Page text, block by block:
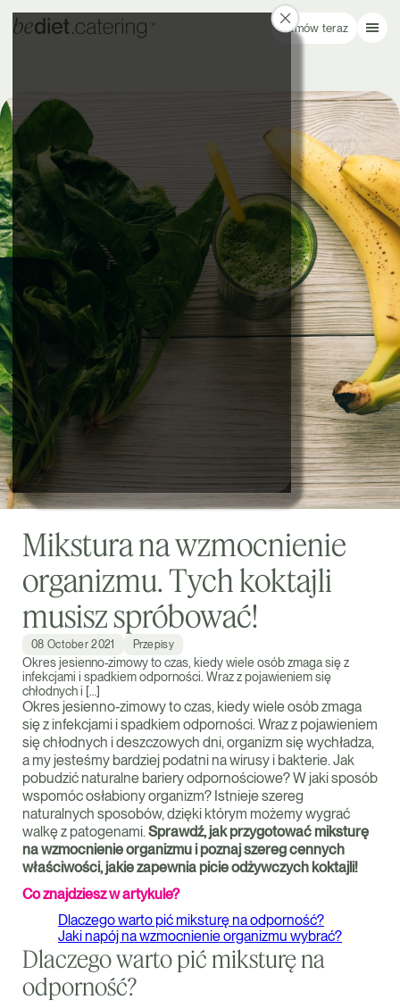
Zamów teraz
Mikstura na wzmocnienie
organizmu. Tych koktajli
musisz spróbować!
08 October 2021 Przepisy
Okres jesienno-zimowy to czas, kiedy wiele osób zmaga się z
infekcjami i spadkiem odporności. Wraz z pojawieniem się
chłodnych i […]
Okres jesienno-zimowy to czas, kiedy wiele osób zmaga
się z infekcjami i spadkiem odporności. Wraz z pojawieniem
się chłodnych i deszczowych dni, organizm się wychładza,
a my jesteśmy bardziej podatni na wirusy i bakterie. Jak
pobudzić naturalne bariery odpornościowe? W jaki sposób
wspomóc osłabiony organizm? Istnieje szereg
naturalnych sposobów, dzięki którym możemy wygrać
walkę z patogenami.Sprawdź, jak przygotować miksturę
na wzmocnienie organizmu i poznaj szereg cennych
właściwości, jakie zapewnia picie odżywczych koktajli!
Co znajdziesz w artykule?
Dlaczego warto pić miksturę na odporność?
Jaki napój na wzmocnienie organizmu wybrać?
Dlaczego warto pić miksturę na
odporność?